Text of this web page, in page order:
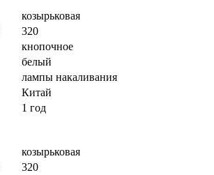
козырьковая
320
кнопочное
белый
лампы накаливания
Китай
1 год
козырьковая
320